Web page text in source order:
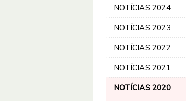
NOTÍCIAS 2024
NOTÍCIAS 2023
NOTÍCIAS 2022
NOTÍCIAS 2021
NOTÍCIAS 2020